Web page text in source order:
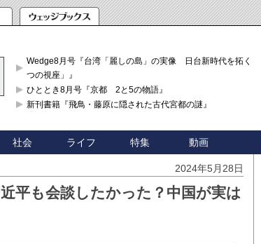
Wedge8月号『台湾「麗しの島」の実像 日台新時代を拓く「3
つの視座」』
ひととき8月号『京都 2と5の物語』
新刊書籍『飛鳥・藤原に隠された古代宮都の謎』
社会 ライフ 特集 動画
2024年5月28日
平も会談したかった？中国が実は